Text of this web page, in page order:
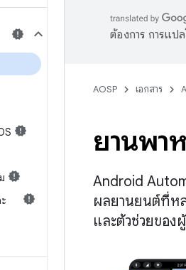
ต้องการ การแป
AOSP เอกสาร
ยานพา
Android
ผลยานยนต์ที่ห
และตัวช่วยของ